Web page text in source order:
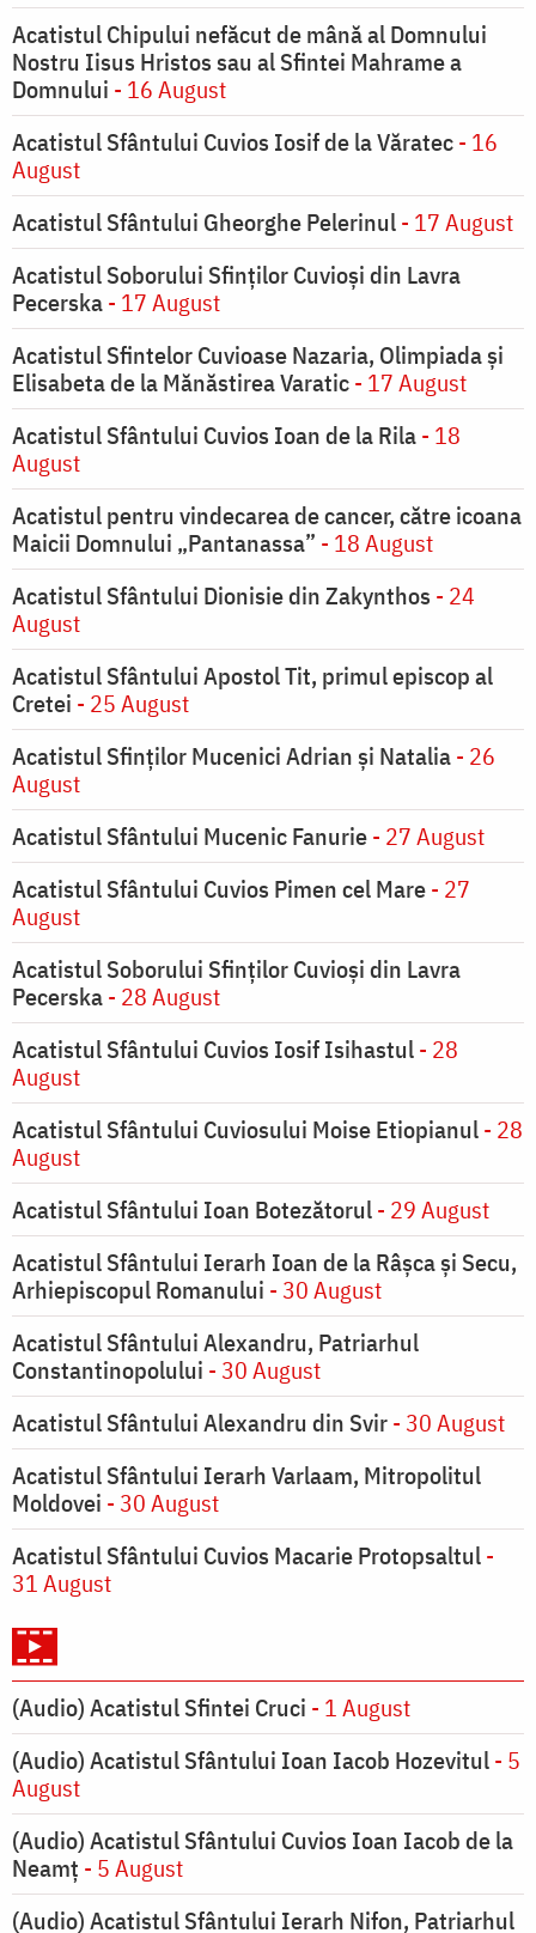
Acatistul Chipului nefăcut de mână al Domnului
Nostru Iisus Hristos sau al Sfintei Mahrame a
Domnului - 16 August
Acatistul Sfântului Cuvios Iosif de la Văratec- 16
August
Acatistul Sfântului Gheorghe Pelerinul- 17 August
Acatistul Soborului Sfinților Cuvioși din Lavra
Pecerska- 17 August
Acatistul Sfintelor Cuvioase Nazaria, Olimpiada și
Elisabeta de la Mănăstirea Varatic- 17 August
Acatistul Sfântului Cuvios Ioan de la Rila- 18
August
Acatistul pentru vindecarea de cancer, către icoana
Maicii Domnului „Pantanassa” - 18 August
Acatistul Sfântului Dionisie din Zakynthos - 24
August
Acatistul Sfântului Apostol Tit, primul episcop al
Cretei - 25 August
Acatistul Sfinților Mucenici Adrian și Natalia- 26
August
Acatistul Sfântului Mucenic Fanurie- 27 August
Acatistul Sfântului Cuvios Pimen cel Mare- 27
August
Acatistul Soborului Sfinților Cuvioși din Lavra
Pecerska- 28 August
Acatistul Sfântului Cuvios Iosif Isihastul- 28
August
Acatistul Sfântului Cuviosului Moise Etiopianul- 28
August
Acatistul Sfântului Ioan Botezătorul- 29 August
Acatistul Sfântului Ierarh Ioan de la Râşca şi Secu,
Arhiepiscopul Romanului - 30 August
Acatistul Sfântului Alexandru, Patriarhul
Constantinopolului - 30 August
Acatistul Sfântului Alexandru din Svir- 30 August
Acatistul Sfântului Ierarh Varlaam, Mitropolitul
Moldovei - 30 August
Acatistul Sfântului Cuvios Macarie Protopsaltul-
31 August
(Audio) Acatistul Sfintei Cruci - 1 August
(Audio) Acatistul Sfântului Ioan Iacob Hozevitul- 5
August
(Audio) Acatistul Sfântului Cuvios Ioan Iacob de la
Neamț - 5 August
(Audio) Acatistul Sfântului Ierarh Nifon, Patriarhul